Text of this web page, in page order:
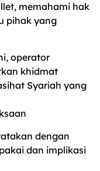
memahami hak
pihak yang
operator
khidmat
Syariah yang
dengan
dan implikasi